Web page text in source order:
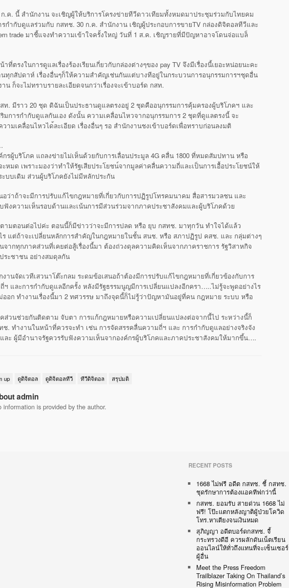
.ค. นี้ สำนักงาน จะเชิญผู้ให้บริการโครงข่ายทีวีดาวเทียมทั้งหมดมาประชุมร่วมกับไทยคม
รกำกับดูแลร่วมกับ กสทช. 30 ก.ค. สำนักงาน เชิญผู้ประกอบการขายTV กล่องดิจิตอลทีวีและ
trade มาชี้แจงทำความเข้าใจครั้งใหญ่ วันที่ 1 ส.ค. เชิญรายที่มีปัญหาอาจโดนจ่อแบล็
าที่ตรงในการดูแลเรื่องร้องเรียนเกี่ยวกับกล่องต่างๆของ pay TV จึงมีเรื่องนี้เยอะหน่อยนะคะ
ทุกสัปดาห์ เรื่องอื่นๆก็ให้ความสำคัญเช่นกันแต่บางทีอยู่ในกระบวนการอนุกรรมการฯชุดอื่น
น ก็จะไม่ทราบรายละเอียดจนกว่าเรื่องจะเข้าบอร์ด กสท.
ท. มีราว 20 ชุด ดิฉันเป็นประธานดูแลตรงอยู่ 2 ชุดคืออนุกรรมการคุ้มครองผู้บริโภคฯ และ
มการกำกับดูแลกันเอง ดังนั้น ความเคลื่อนไหวจากอนุกรรมการ 2 ชุดที่ดูแลตรงนี้ จะ
วามเคลื่อนไหวได้ละเอียด เรื่องอื่นๆ รอ สำนักงานชงเข้าบอร์ดเพื่อทราบก่อนลงมติ
กรผู้บริโภค แถลงข่ายไม่เห็นด้วยกับการเลื่อนประมูล 4G คลื่น 1800 ที่หมดสัมปทาน หรือ
หมด เพราะมองว่าทำให้รัฐเสียประโยชน์จากมูลค่าคลื่นความถี่และเป็นการเอื้อประโยชน์ให้
ะบบเดิม ส่วนผู้บริโภคยังไม่มีหลักประกัน
อว่าถ้าจะมีการปรับแก้ไขกฎหมายที่เกี่ยวกับการปฏิรูปโทรคมนาคม สื่อสารมวลชน และ
ฟังความเห็นรอบด้านและเน้นการมีส่วนร่วมจากภาคประชาสังคมและผู้บริโภคด้วย
ามตอนต่อไปค่ะ ตอนนี้ก็มีข่าวว่าจะมีการปลด หรือ ยุบ กสทช. มาทุกวัน ทำใจได้แล้ว
ร แต่ถ้าจะเปลี่ยนหลักการสำคัญในกฎหมายในชั้น สนช. หรือ สภาปฏิรูป คสช. และ กลุ่มต่างๆ
จากทุกภาคส่วนที่เคยต่อสู้เรื่องนี้มา ต้องถ่วงดุลความคิดเห็นจากภาคราชการ รัฐวิสาหกิจ
ระชาชน อย่างสมดุลกัน
งานจัดเวทีเสวนาโต๊ะกลม ระดมข้อเสนอถ้าต้องมีการปรับแก้ไขกฎหมายที่เกี่ยวข้องกับการ
ฯ และการกำกับดูแลอีกครั้ง หลังมีรัฐธรรมนูญมีการเปลี่ยนแปลงอีกครา…..ไม่รู้จะพูดอย่างไร
ออก ทำงานเรื่องนี้มา 2 ทศวรรษ มาถึงจุดนี้ก็ไม่รู้ว่าปัญหามันอยู่ที่คน กฎหมาย ระบบ หรือ
ส่วนช่วยกันติดตาม จับตา การแก้กฎหมายหรือความเปลี่ยนแปลงต่อจากนี้ไป ระหว่างนี้ก็
ช. ทำงานในหน้าที่ควรจะทำ เช่น การจัดสรรคลื่นความถี่ฯ และ การกำกับดูแลอย่างจริงจัง
ะ ผู้มีอำนาจรัฐควรรับฟังความเห็นจากองค์กรผู้บริโภคและภาคประชาสังคมให้มากขึ้น….
up ดูดิจิตอล ดูดิจิตอลทีวี ทีวีดิจิตอล สรุปมติ
admin
information is provided by the author.
RECENT POSTS
1668 ไม่ฟรี อดีต กสทช. ชี้ กสทช.
ชุดรักษาการต้องแอคทีฟกว่านี้
กสทช. ยอมรับ สายด่วน 1668 ไม่
ฟรี! โป๊ะแตกหลังญาติผู้ป่วยโควิด
โทร.หาเตียงจนเงินหมด
สุภิญญา อดีตบอร์ดกสทช. จี้
กระทรวงดีอี ควรผลักดันเน็ตเรียน
ออนไลน์ให้ทั่วถึงแทนที่จะเซ็นเซอร์
ผู้อื่น
Meet the Press Freedom
Trailblazer Taking On Thailand’s
Rising Misinformation Problem